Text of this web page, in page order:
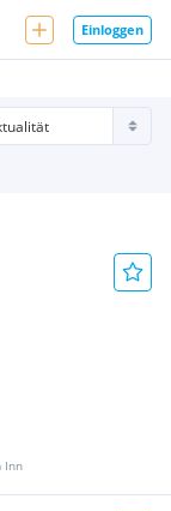
Einloggen
Inn